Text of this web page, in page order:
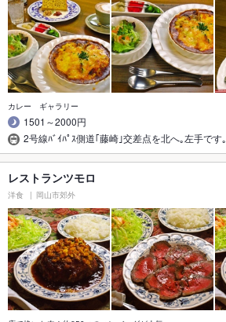
カレー ギャラリー
1501～2000円
2号線ﾊﾞｲﾊﾟｽ側道｢藤崎｣交差点を北へ｡左手です｡
レストランツモロ
洋食 岡山市郊外